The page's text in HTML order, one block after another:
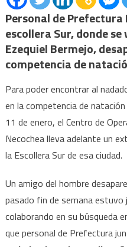
Personal de
escollera Sur, donde
Ezequiel Bermejo,
competencia de
Para poder encontrar al
en la competencia de
11 de enero, el Centro de
Necochea lleva adelante un
la Escollera Sur de esa ciudad.
Un amigo del hombre
pasado fin de semana
colaborando en su búsqueda
que personal de Prefectura